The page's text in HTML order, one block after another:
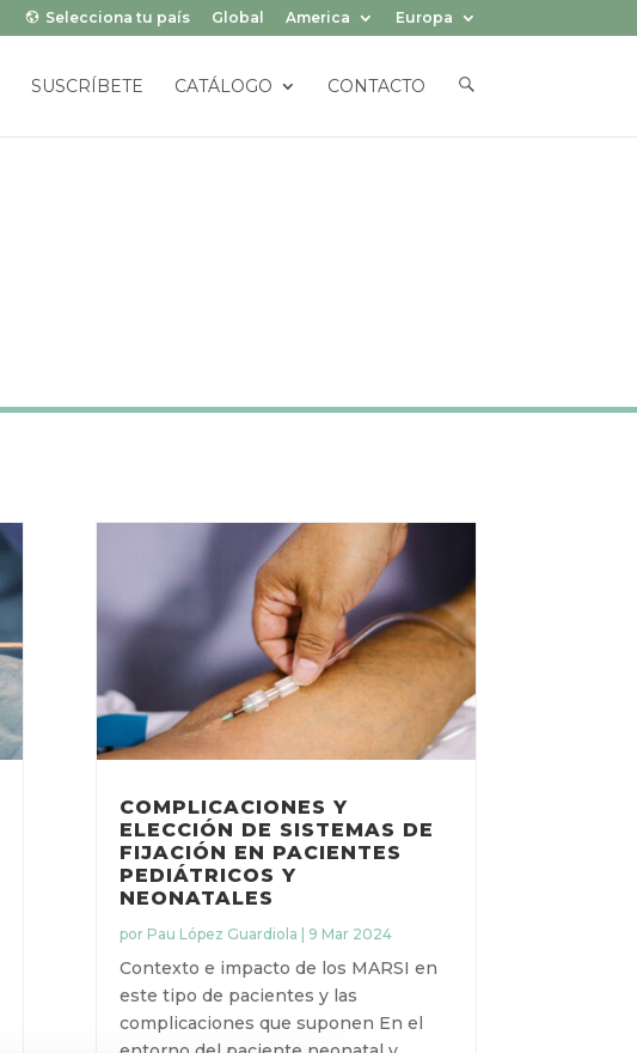
Selecciona tu país Global America Europa
SUSCRÍBETE CATÁLOGO CONTACTO
M
COMPLICACIONES Y
ELECCIÓN DE SISTEMAS DE
FIJACIÓN EN PACIENTES
PEDIÁTRICOS Y
NEONATALES
porPau López Guardiola|9 Mar 2024
Contexto e impacto de los MARSI en
este tipo de pacientes y las
complicaciones que suponen En el
entorno del paciente neonatal y